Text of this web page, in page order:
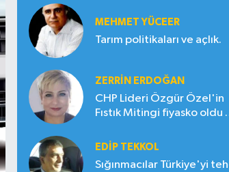
MEHMET YÜCEER
Tarım politikaları ve açlık.
ZERRIN ERDOĞAN
CHP Lideri Özgür Özel'in
Fıstık Mitingi fiyasko oldu .
EDIP TEKKOL
Sığınmacılar Türkiye'yi